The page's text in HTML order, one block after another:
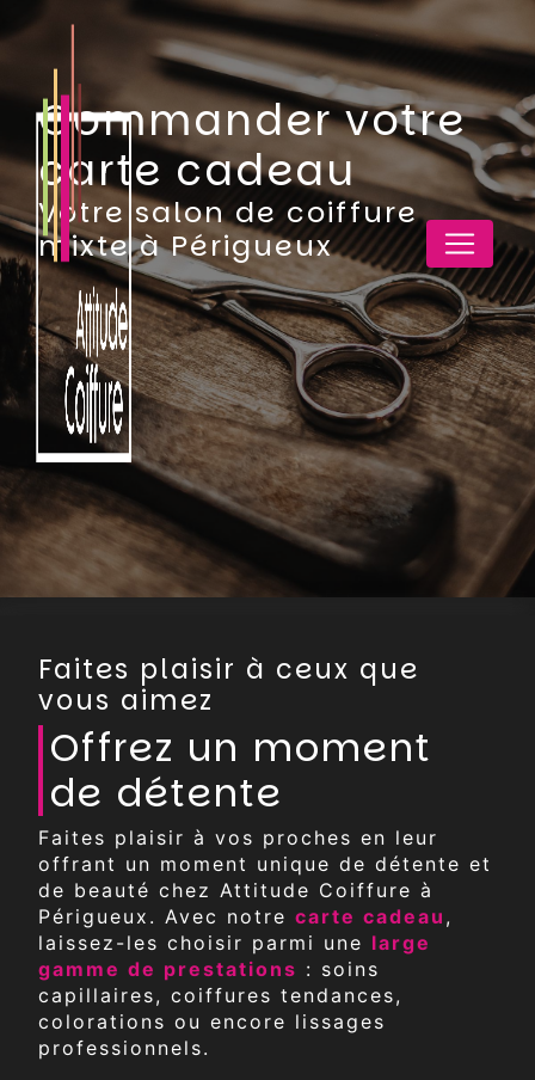
Commander votre
carte cadeau
Votre salon de coiffure
mixte à Périgueux
Faites plaisir à ceux que
vous aimez
Offrez un moment
de détente
Faites plaisir à vos proches en leur
offrant un moment unique de détente et
de beauté chez Attitude Coiffure à
Périgueux. Avec notre carte cadeau ,
laissez-les choisir parmi une large
gamme de prestations : soins
capillaires, coiffures tendances,
colorations ou encore lissages
professionnels.
Panneau de gestion des cookies